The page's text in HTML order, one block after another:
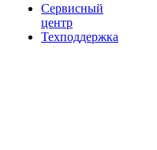
Сервисный
центр
Техподдержка